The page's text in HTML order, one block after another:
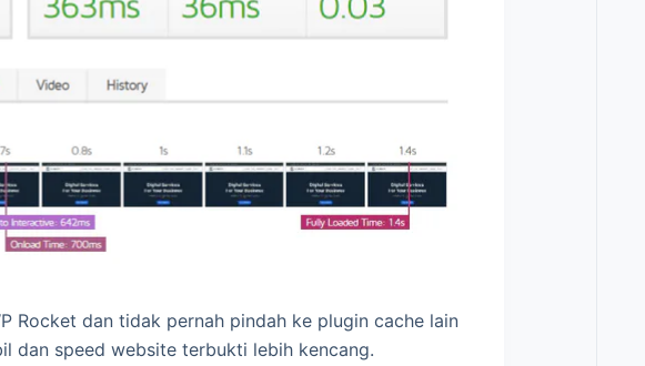
Rocket dan tidak pernah pindah ke plugin cache lain
dan speed website terbukti lebih kencang.